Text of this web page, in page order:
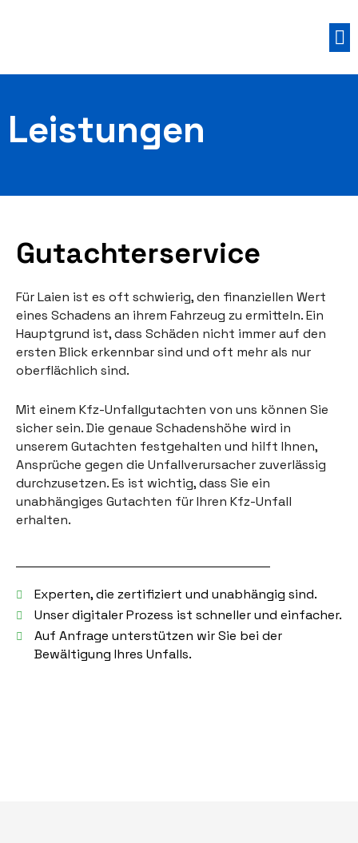
Leistungen
Gutachterservice
Für Laien ist es oft schwierig, den finanziellen Wert
eines Schadens an ihrem Fahrzeug zu ermitteln. Ein
Hauptgrund ist, dass Schäden nicht immer auf den
ersten Blick erkennbar sind und oft mehr als nur
oberflächlich sind.
Mit einem Kfz-Unfallgutachten von uns können Sie
sicher sein. Die genaue Schadenshöhe wird in
unserem Gutachten festgehalten und hilft Ihnen,
Ansprüche gegen die Unfallverursacher zuverlässig
durchzusetzen. Es ist wichtig, dass Sie ein
unabhängiges Gutachten für Ihren Kfz-Unfall
erhalten.
Experten, die zertifiziert und unabhängig sind.
Unser digitaler Prozess ist schneller und einfacher.
Auf Anfrage unterstützen wir Sie bei der
Bewältigung Ihres Unfalls.